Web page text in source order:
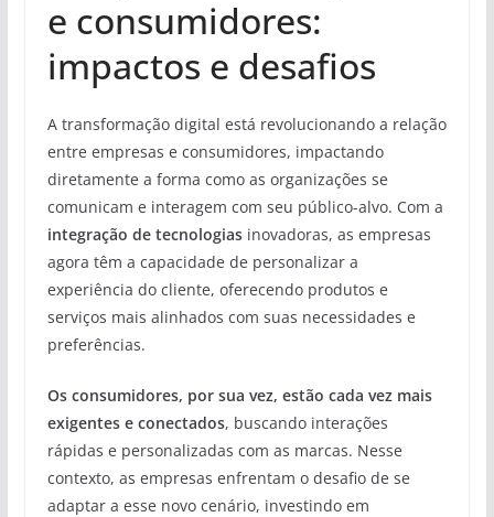
e consumidores:
impactos e desafios
A transformação digital está revolucionando a relação
entre empresas e consumidores, impactando
diretamente a forma como as organizações se
comunicam e interagem com seu público-alvo. Com a
integração de tecnologiasinovadoras, as empresas
agora têm a capacidade de personalizar a
experiência do cliente, oferecendo produtos e
serviços mais alinhados com suas necessidades e
preferências.
Os consumidores, por sua vez, estão cada vez mais
exigentes e conectados, buscando interações
rápidas e personalizadas com as marcas. Nesse
contexto, as empresas enfrentam o desafio de se
adaptar a esse novo cenário, investindo em